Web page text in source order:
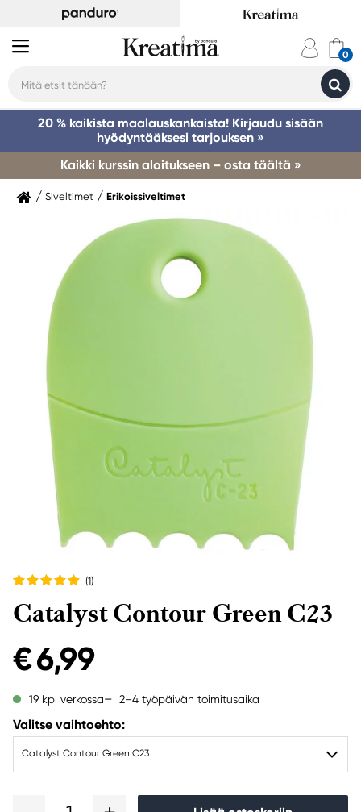
20 % kaikista maalauskankaista! Kirjaudu sisään
hyödyntääksesi tarjouksen »
Kaikki kurssin aloitukseen – osta täältä »
Siveltimet Erikoissiveltimet
(1)
Catalyst Contour Green C23
€ 6,99
19 kpl verkossa 2–4 työpäivän toimitusaika
Valitse vaihtoehto:
Catalyst Contour Green C23